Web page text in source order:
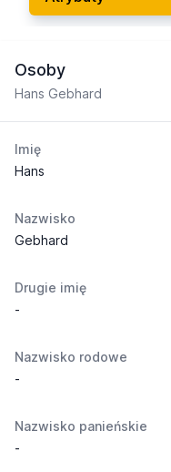
Osoby
Hans Gebhard
Imię
Hans
Nazwisko
Gebhard
Drugie imię
-
Nazwisko rodowe
-
Nazwisko panieńskie
-